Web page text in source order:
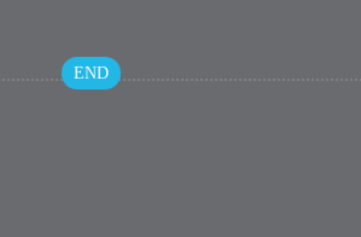
END